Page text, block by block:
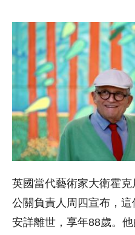
英國當代藝術家大衛霍
公關負責人周四宣布，
安詳離世，享年88歲。